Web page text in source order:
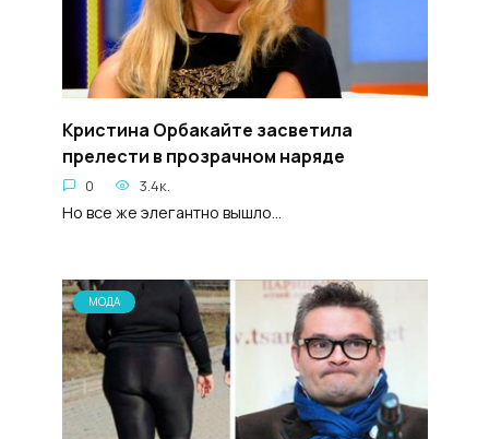
Кристина Орбакайте засветила
прелести в прозрачном наряде
0 3.4к.
Но все же элегантно вышло...
МОДА